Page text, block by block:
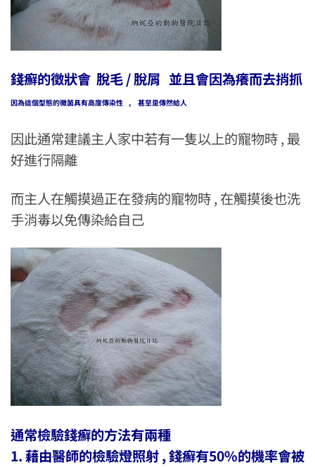
錢癬的徵狀會 脫毛 / 脫屑 並且會因為癢而去捎抓
因為這個型態的黴菌具有高度傳染性 , 甚至是傳然給人
因此通常建議主人家中若有一隻以上的寵物時 , 最
好進行隔離
而主人在觸摸過正在發病的寵物時 , 在觸摸後也洗
手消毒以免傳染給自己
通常檢驗錢癬的方法有兩種
1. 藉由醫師的檢驗燈照射 , 錢癬有50%的機率會被